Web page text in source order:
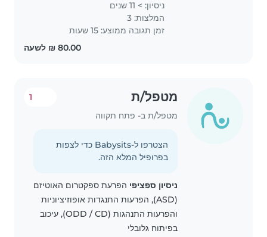
ניסיון: > 11 שנים
המלצות: 3
זמן תגובה ממוצע: 15 שעות
מטפל/ת
מטפל/ת ב- פתח תקווה
1
הצטרפו ל-Babysits כדי לצפות
בפרופיל המלא הזה.
ניסיון ספציפי הפרעת ספקטרום האוטיזם
(ASD), הפרעות התנגדות אופוזיציוניות
והפרעות התנהגות (ODD / CD), עיכוב
בפיתוח גלובלי